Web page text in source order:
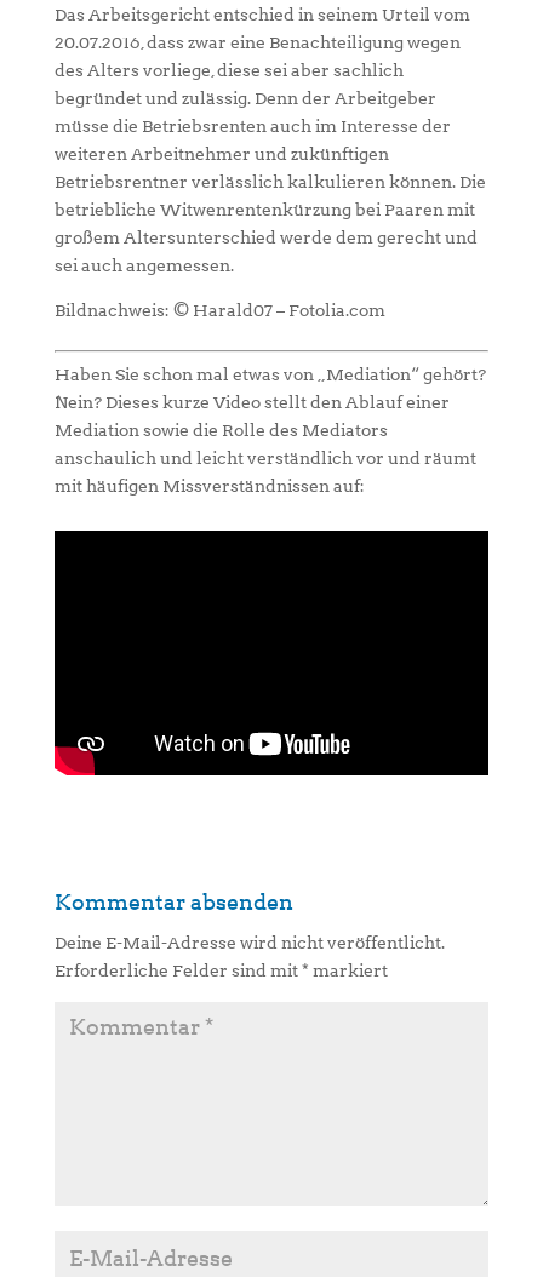
Das Arbeitsgericht entschied in seinem Urteil vom
20.07.2016, dass zwar eine Benachteiligung wegen
des Alters vorliege, diese sei aber sachlich
begründet und zulässig. Denn der Arbeitgeber
müsse die Betriebsrenten auch im Interesse der
weiteren Arbeitnehmer und zukünftigen
Betriebsrentner verlässlich kalkulieren können. Die
betriebliche Witwenrentenkürzung bei Paaren mit
großem Altersunterschied werde dem gerecht und
sei auch angemessen.
Bildnachweis: © Harald07 – Fotolia.com
Haben Sie schon mal etwas von „Mediation“ gehört?
Nein? Dieses kurze Video stellt den Ablauf einer
Mediation sowie die Rolle des Mediators
anschaulich und leicht verständlich vor und räumt
mit häufigen Missverständnissen auf:
Kommentar absenden
Deine E-Mail-Adresse wird nicht veröffentlicht.
Erforderliche Felder sind mit* markiert